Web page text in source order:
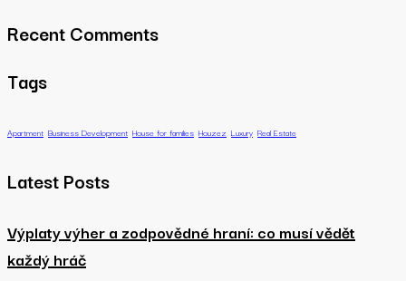
Recent Comments
Tags
Apartment Business Development House for families Houzez Luxury Real Estate
Latest Posts
Výplaty výher a zodpovědné hraní: co musí vědět
každý hráč